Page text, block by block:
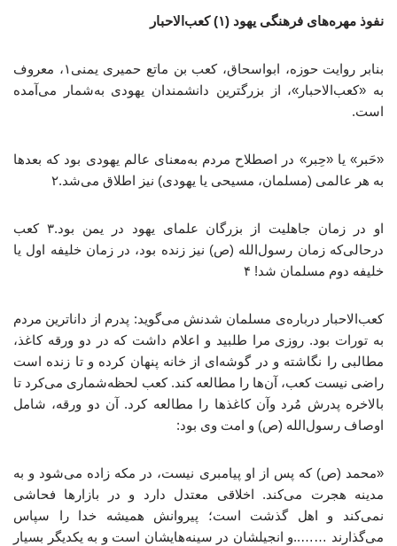
نفوذ مهره‌های فرهنگی یهود (۱) کعب‌الاحبار
بنابر روایت حوزه، ابواسحاق، کعب بن ماتع حمیری یمنی۱، معروف
به «کعب‌الاحبار»، از بزرگترین دانشمندان یهودی به‌شمار می‌آمده
است.
«حَبر» یا «حِبر» در اصطلاح مردم به‌معنای عالم یهودی بود که بعدها
به هر عالمی (مسلمان، مسیحی یا یهودی) نیز اطلاق می‌شد.۲
او در زمان جاهلیت از بزرگان علمای یهود در یمن بود.۳ کعب
درحالی‌که زمان رسول‌الله (ص) نیز زنده بود، در زمان خلیفه اول یا
خلیفه دوم مسلمان شد! ۴
کعب‌الاحبار درباره‌ی مسلمان شدنش می‌گوید: پدرم از داناترین مردم
به تورات بود. روزی مرا طلبید و اعلام داشت که در دو ورقه کاغذ،
مطالبی را نگاشته و در گوشه‌ای از خانه پنهان کرده و تا زنده است
راضی نیست کعب، آن‌ها را مطالعه کند. کعب لحظه‌شماری می‌کرد تا
بالاخره پدرش مُرد وآن کاغذها را مطالعه کرد. آن دو ورقه، شامل
اوصاف رسول‌الله (ص) و امت وی بود:
«محمد (ص) که پس از او پیامبری نیست، در مکه زاده می‌شود و به
مدینه هجرت می‌کند. اخلاقی معتدل دارد و در بازارها فحاشی
نمی‌کند و اهل گذشت است؛ پیروانش همیشه خدا را سپاس
می‌گذارند ……..و انجیلشان در سینه‌هایشان است و به یکدیگر بسیار